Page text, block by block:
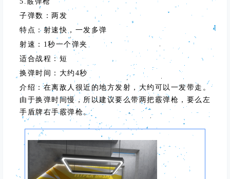
子弹数：两发
特点：射速快，一发多弹
射速：1秒一个弹夹
适合战程：短
换弹时间：大约4秒
介绍：在离敌人很近的地方发射，大约可以一发带走。
由于换弹时间慢，所以建议要么带两把霰弹枪，要么左
手盾牌右手霰弹枪。